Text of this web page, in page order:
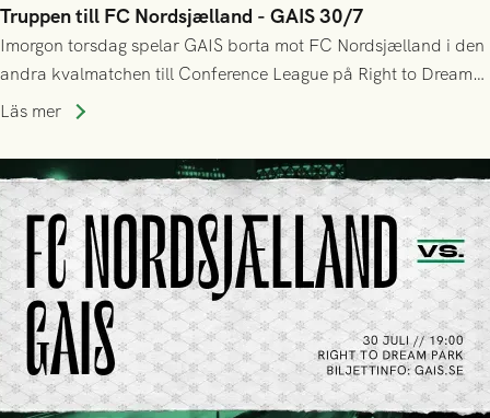
Truppen till FC Nordsjælland - GAIS 30/7
Imorgon torsdag spelar GAIS borta mot FC Nordsjælland i den
andra kvalmatchen till Conference League på Right to Dream
Park! Fredrik Holmberg och ledarstaben har tagit ut följande
Läs mer